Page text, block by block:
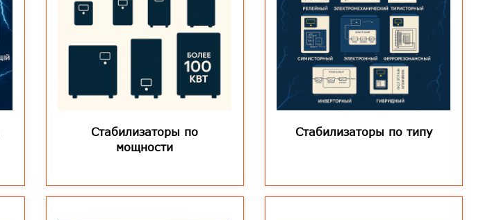
Стабилизаторы по
мощности
Стабилизаторы по типу